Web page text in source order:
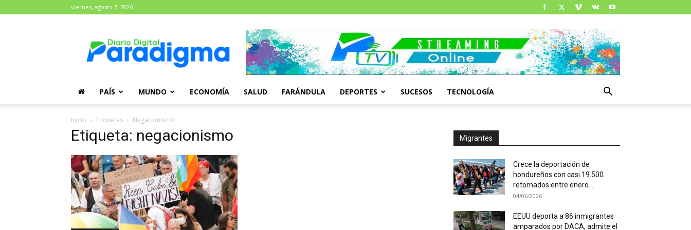
viernes, agosto 7, 2026
Paradigma
PAÍS MUNDO ECONOMÍA SALUD FARÁNDULA DEPORTES SUCESOS TECNOLOGÍA
Inicio Etiquetas Negacionismo
Etiqueta: negacionismo Migrantes
Crece la deportación de
hondureños con casi 19.500
retornados entre enero...
04/06/2026
EEUU deporta a 86 inmigrantes
amparados por DACA, admite el